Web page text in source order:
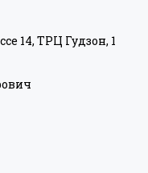
14, ТРЦ Гудзон, 1